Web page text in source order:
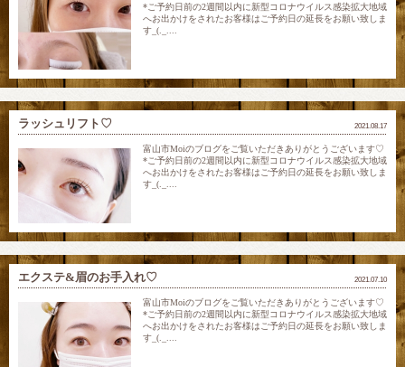
*ご予約日前の2週間以内に新型コロナウイルス感染拡大地域
へお出かけをされたお客様はご予約日の延長をお願い致しま
す_(._....
2021.08.17
ラッシュリフト♡
富山市Moiのブログをご覧いただきありがとうございます♡
*ご予約日前の2週間以内に新型コロナウイルス感染拡大地域
へお出かけをされたお客様はご予約日の延長をお願い致しま
す_(._....
2021.07.10
エクステ&眉のお手入れ♡
富山市Moiのブログをご覧いただきありがとうございます♡
*ご予約日前の2週間以内に新型コロナウイルス感染拡大地域
へお出かけをされたお客様はご予約日の延長をお願い致しま
す_(._....